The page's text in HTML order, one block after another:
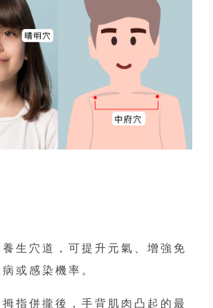
生穴道，可提升元氣、增強免
或感染機率。
指併攏後，手背肌肉凸起的最